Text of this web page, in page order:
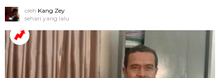
oleh Kang Zey
sehari yang lalu